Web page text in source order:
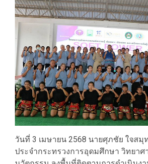
วันที่ 3 เมษายน 2568 นายศุภชัย ใจสมุ
ประจำกระทรวงการอุดมศึกษา วิทยาศ